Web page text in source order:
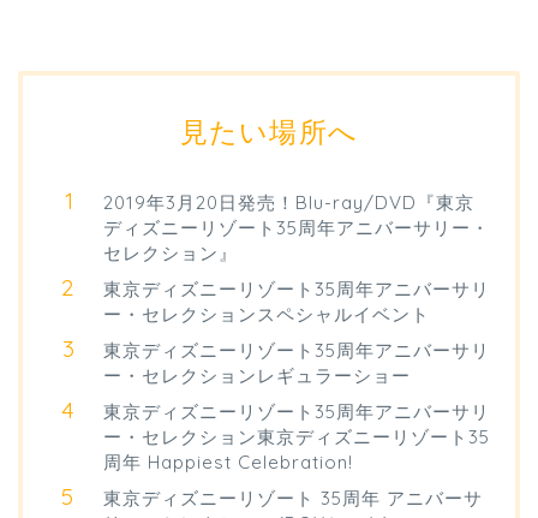
見たい場所へ
2019年3月20日発売！Blu-ray/DVD『東京
ディズニーリゾート35周年アニバーサリー・
セレクション』
東京ディズニーリゾート35周年アニバーサリ
ー・セレクションスペシャルイベント
東京ディズニーリゾート35周年アニバーサリ
ー・セレクションレギュラーショー
東京ディズニーリゾート35周年アニバーサリ
ー・セレクション東京ディズニーリゾート35
周年 Happiest Celebration!
東京ディズニーリゾート 35周年 アニバーサ